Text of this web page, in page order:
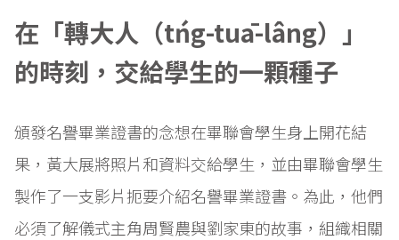
在「轉大人（tńg-tuā-lâng）」
的時刻，交給學生的一顆種子
頒發名譽畢業證書的念想在畢聯會學生身上開花結
果，黃大展將照片和資料交給學生，並由畢聯會學生
製作了一支影片扼要介紹名譽畢業證書。為此，他們
必須了解儀式主角周賢農與劉家東的故事，組織相關